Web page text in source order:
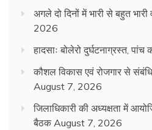
अगले दो दिनों में भारी से बहुत भारी
2026
हादसाः बोलेरो दुर्घटनाग्रस्त, पांच
कौशल विकास एवं रोजगार से
August 7, 2026
जिलाधिकारी की अध्यक्षता में
बैठक August 7, 2026